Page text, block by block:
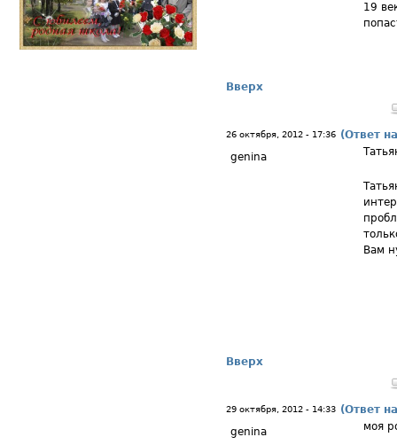
19
Вверх
26 октября, 2012 - 17:36 (Ответ
genina
Вам
Вверх
29 октября, 2012 - 14:33 (Ответ
genina
моя